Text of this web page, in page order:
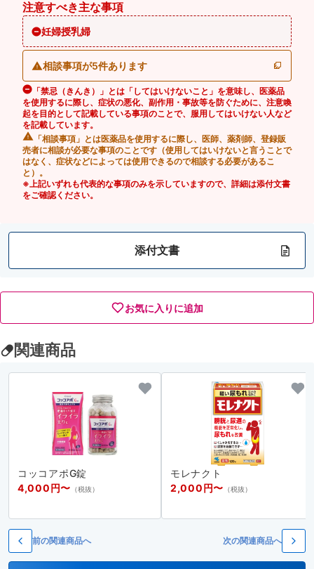
注意すべき主な事項
妊婦授乳婦
相談事項が5件あります
「禁忌（きんき）」とは「してはいけないこと」を意味し、医薬品
を使用するに際し、症状の悪化、副作用・事故等を防ぐために、注意喚
起を目的として記載している事項のことで、服用してはいけない人など
を記載しています。
「相談事項」とは医薬品を使用するに際し、医師、薬剤師、登録販
売者に相談が必要な事項のことです（使用してはいけないと言うことで
はなく、症状などによっては使用できるので相談する必要があるこ
と）。
※上記いずれも代表的な事項のみを示していますので、詳細は添付文書
をご確認ください。
添付文書
お気に入りに追加
関連商品
コッコアポG錠
4,000円〜 （税抜）
モレナクト
2,000円〜 （税抜）
前の関連商品へ 次の関連商品へ